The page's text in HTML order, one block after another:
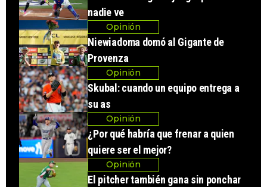
nadie ve
Opinión
Niewiadoma domó al Gigante de
Provenza
Opinión
Skubal: cuando un equipo entrega a
su as
Opinión
¿Por qué habría que frenar a quien
quiere ser el mejor?
Opinión
El pitcher también gana sin ponchar